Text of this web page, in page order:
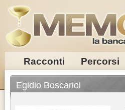
Racconti Percorsi
Egidio Boscariol